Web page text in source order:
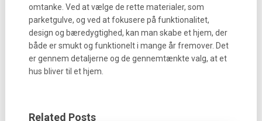
omtanke. Ved at vælge de rette materialer, som
parketgulve, og ved at fokusere på funktionalitet,
design og bæredygtighed, kan man skabe et hjem, der
både er smukt og funktionelt i mange år fremover. Det
er gennem detaljerne og de gennemtænkte valg, at et
hus bliver til et hjem.
Related Posts